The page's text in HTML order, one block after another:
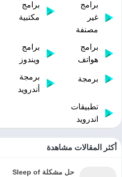
برامج
غير
مصنفة
برامج
مكتبية
برامج
هواتف
برامج
ويندوز
برمجة
برمجة
أندرويد
تطبيقات
اندرويد
أكثر المقالات مشاهدة
حل مشكلة Sleep of